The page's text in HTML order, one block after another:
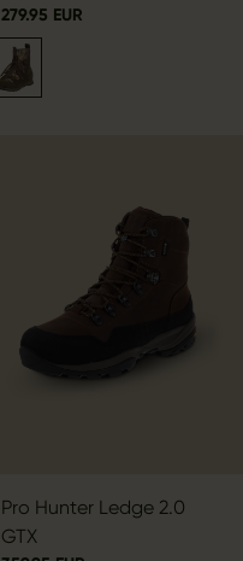
279.95 EUR
Pro Hunter Ledge 2.0
GTX